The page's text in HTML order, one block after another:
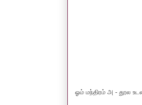
ஓம் மந்திரம் அ - தூல